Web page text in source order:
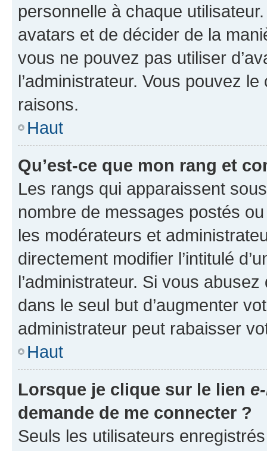
personnelle à chaque utilisateur.
avatars et de décider de la
vous ne pouvez pas utiliser
l’administrateur. Vous pouvez
raisons.
Haut
Qu’est-ce que mon rang et
Les rangs qui apparaissent
nombre de messages postés
les modérateurs et
directement modifier l’intitulé
l’administrateur. Si vous
dans le seul but d’augmenter
administrateur peut rabaisser
Haut
Lorsque je clique sur le lien
demande de me connecter ?
Seuls les utilisateurs